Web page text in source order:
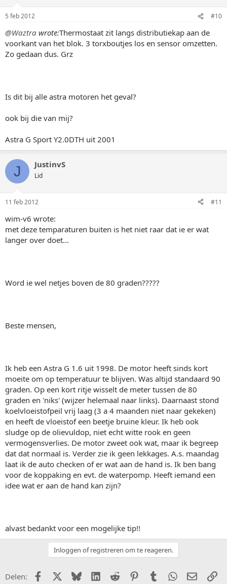
5 feb 2012 #10
@Waztra wrote:Thermostaat zit langs distributiekap aan de
voorkant van het blok. 3 torxboutjes los en sensor omzetten.
Zo gedaan dus. Grz
Is dit bij alle astra motoren het geval?
ook bij die van mij?
Astra G Sport Y2.0DTH uit 2001
J JustinvS
Lid
11 feb 2012 #11
wim-v6 wrote:
met deze temparaturen buiten is het niet raar dat ie er wat
langer over doet...
Word ie wel netjes boven de 80 graden?????
Beste mensen,
Ik heb een Astra G 1.6 uit 1998. De motor heeft sinds kort
moeite om op temperatuur te blijven. Was altijd standaard 90
graden. Op een kort ritje wisselt de meter tussen de 80
graden en 'niks' (wijzer helemaal naar links). Daarnaast stond
koelvloeistofpeil vrij laag (3 a 4 maanden niet naar gekeken)
en heeft de vloeistof een beetje bruine kleur. Ik heb ook
sludge op de olievuldop, niet echt witte rook en geen
vermogensverlies. De motor zweet ook wat, maar ik begreep
dat dat normaal is. Verder zie ik geen lekkages. A.s. maandag
laat ik de auto checken of er wat aan de hand is. Ik ben bang
voor de koppaking en evt. de waterpomp. Heeft iemand een
idee wat er aan de hand kan zijn?
alvast bedankt voor een mogelijke tip!!
Inloggen of registreren om te reageren.
Delen: FacebookX (Twitter)
BlueskyLinkedIn
Reddit PinterestTumblr WhatsApp
E-mail